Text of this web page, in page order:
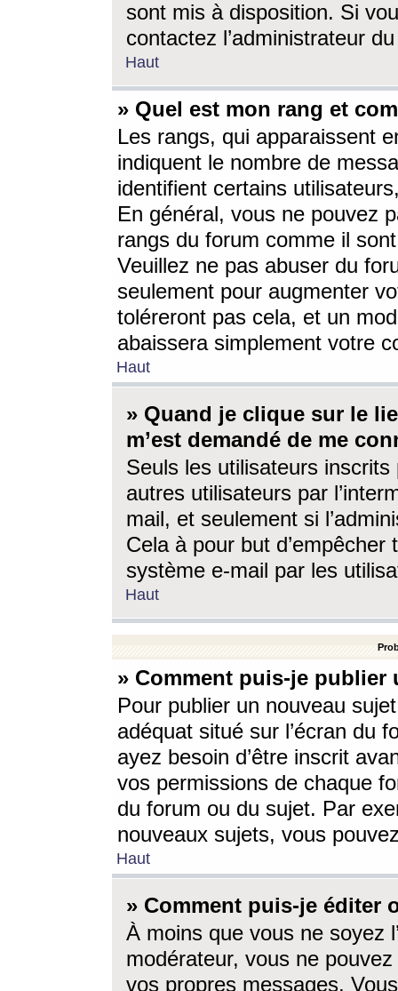
sont mis à disposition. Si
contactez l’administrateur
Haut
» Quel est mon rang et
Les rangs, qui apparaissent
indiquent le nombre de
identifient certains
En général, vous ne pouvez
rangs du forum comme il
Veuillez ne pas abuser du
seulement pour augmenter
toléreront pas cela, et un
abaissera simplement votre
Haut
» Quand je clique sur le
m’est demandé de me
Seuls les utilisateurs
autres utilisateurs par
mail, et seulement si
Cela à pour but
système e-mail par les
Haut
» Comment puis-je
Pour publier un nouveau
adéquat situé sur l’écran du
ayez besoin d’être inscrit
vos permissions de chaque
du forum ou du sujet. Par
nouveaux sujets, vous
Haut
» Comment puis-je éditer
À moins que vous ne soyez
modérateur, vous ne
vos propres messages.